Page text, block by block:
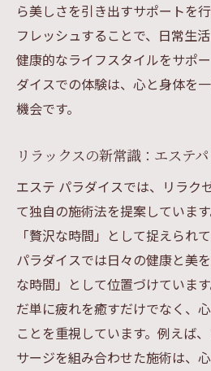
ら美しさを引き出すサポートを
フレッシュすることで、日常生
健康的なライフスタイルをサポ
ダイスでの体験は、心と身体を
機会です。
リラックスの新常識：エステ
エステ パラダイスでは、リラク
て独自の施術法を提案していま
「贅沢な時間」として捉えられ
パラダイスでは日々の健康と美
な時間」として位置づけていま
だ単に疲れを癒すだけでなく、
ことを重視しています。例えば
サージを組み合わせた施術は、